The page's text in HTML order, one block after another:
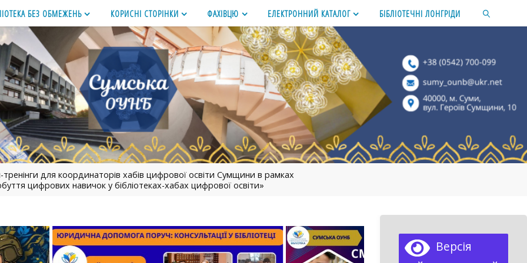
БЕЗ ОБМЕЖЕНЬ КОРИСНІ СТОРІНКИ ФАХІВЦЮ ЕЛЕКТРОННИЙ КАТАЛОГ БІБЛІОТЕЧНІ ЛОНГРІДИ
для координаторів хабів цифрової освіти Сумщини в рамках
цифрових навичок у бібліотеках-хабах цифрової освіти»
Версія